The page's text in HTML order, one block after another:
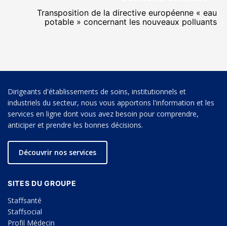
Transposition de la directive européenne « eau
potable » concernant les nouveaux polluants
Dirigeants d'établissements de soins, institutionnels et
industriels du secteur, nous vous apportons l'information et les
services en ligne dont vous avez besoin pour comprendre,
anticiper et prendre les bonnes décisions.
Découvrir nos services
SITES DU GROUPE
Staffsanté
Staffsocial
Profil Médecin